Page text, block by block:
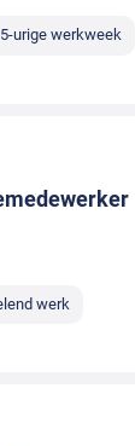
urige werkweek
werk